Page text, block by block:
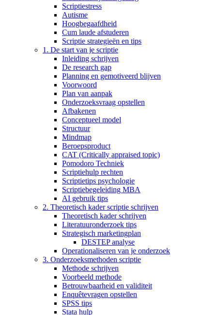
Scriptiestress
Autisme
Hoogbegaafdheid
Cum laude afstuderen
Scriptie strategieën en tips
1. De start van je scriptie
Inleiding schrijven
De research gap
Planning en gemotiveerd blijven
Voorwoord
Plan van aanpak
Onderzoeksvraag opstellen
Afbakenen
Conceptueel model
Structuur
Mindmap
Beroepsproduct
CAT (Critically appraised topic)
Pomodoro Techniek
Scriptiehulp rechten
Scriptietips psychologie
Scriptiebegeleiding MBA
AI gebruik tips
2. Theoretisch kader scriptie schrijven
Theoretisch kader schrijven
Literatuuronderzoek tips
Strategisch marketingplan
DESTEP analyse
Operationaliseren van je onderzoek
3. Onderzoeksmethoden scriptie
Methode schrijven
Voorbeeld methode
Betrouwbaarheid en validiteit
Enquêtevragen opstellen
SPSS tips
Stata hulp